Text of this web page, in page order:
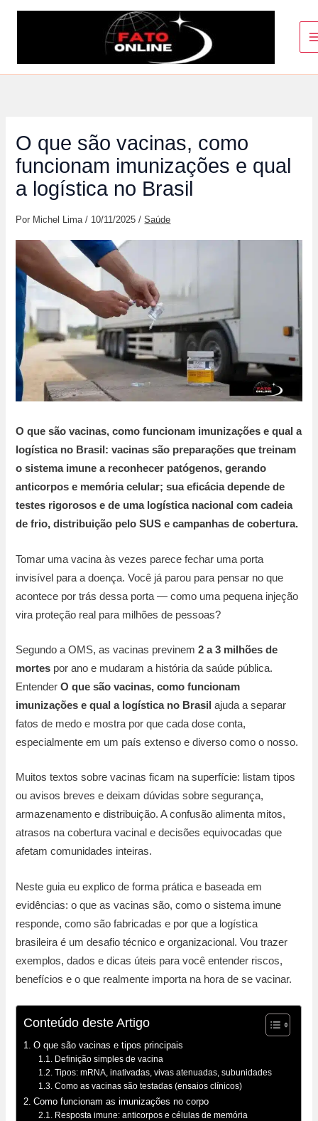
conteúdo
O que são vacinas, como
funcionam imunizações e qual
a logística no Brasil
Por Michel Lima/ 10/11/2025/Saúde
O que são vacinas, como funcionam imunizações e qual a
logística no Brasil: vacinas são preparações que treinam
o sistema imune a reconhecer patógenos, gerando
anticorpos e memória celular; sua eficácia depende de
testes rigorosos e de uma logística nacional com cadeia
de frio, distribuição pelo SUS e campanhas de cobertura.
Tomar uma vacina às vezes parece fechar uma porta
invisível para a doença. Você já parou para pensar no que
acontece por trás dessa porta — como uma pequena injeção
vira proteção real para milhões de pessoas?
Segundo a OMS, as vacinas previnem2 a 3 milhões de
mortes por ano e mudaram a história da saúde pública.
EntenderO que são vacinas, como funcionam
imunizações e qual a logística no Brasil ajuda a separar
fatos de medo e mostra por que cada dose conta,
especialmente em um país extenso e diverso como o nosso.
Muitos textos sobre vacinas ficam na superfície: listam tipos
ou avisos breves e deixam dúvidas sobre segurança,
armazenamento e distribuição. A confusão alimenta mitos,
atrasos na cobertura vacinal e decisões equivocadas que
afetam comunidades inteiras.
Neste guia eu explico de forma prática e baseada em
evidências: o que as vacinas são, como o sistema imune
responde, como são fabricadas e por que a logística
brasileira é um desafio técnico e organizacional. Vou trazer
exemplos, dados e dicas úteis para você entender riscos,
benefícios e o que realmente importa na hora de se vacinar.
Conteúdo deste Artigo
O que são vacinas e tipos principais
Definição simples de vacina
Tipos: mRNA, inativadas, vivas atenuadas, subunidades
Como as vacinas são testadas (ensaios clínicos)
Como funcionam as imunizações no corpo
Resposta imune: anticorpos e células de memória